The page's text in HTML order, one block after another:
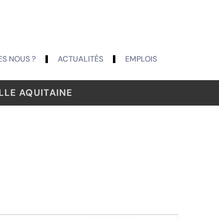
NOUS ? ACTUALITÉS EMPLOIS
AQUITAINE